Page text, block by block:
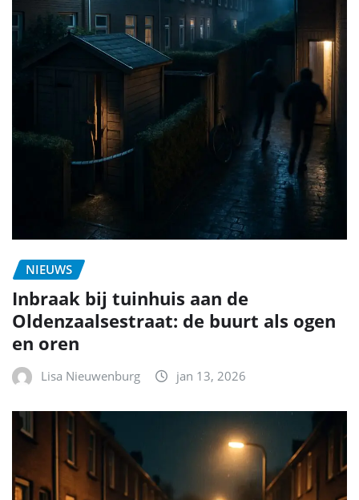
NIEUWS
Inbraak bij tuinhuis aan de
Oldenzaalsestraat: de buurt als ogen
en oren
Lisa Nieuwenburg jan 13, 2026